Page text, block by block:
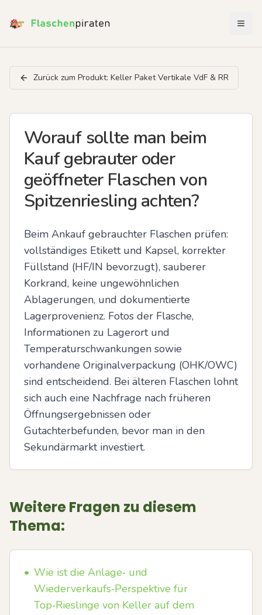
Zurück zum Produkt: Keller Paket Vertikale VdF & RR
Worauf sollte man beim
Kauf gebrauter oder
geöffneter Flaschen von
Spitzenriesling achten?
Beim Ankauf gebrauchter Flaschen prüfen:
vollständiges Etikett und Kapsel, korrekter
Füllstand (HF/IN bevorzugt), sauberer
Korkrand, keine ungewöhnlichen
Ablagerungen, und dokumentierte
Lagerprovenienz. Fotos der Flasche,
Informationen zu Lagerort und
Temperaturschwankungen sowie
vorhandene Originalverpackung (OHK/OWC)
sind entscheidend. Bei älteren Flaschen lohnt
sich auch eine Nachfrage nach früheren
Öffnungsergebnissen oder
Gutachterbefunden, bevor man in den
Sekundärmarkt investiert.
Weitere Fragen zu diesem
Thema:
• Wie ist die Anlage‑ und
Wiederverkaufs‑Perspektive für
Top‑Rieslinge von Keller auf dem